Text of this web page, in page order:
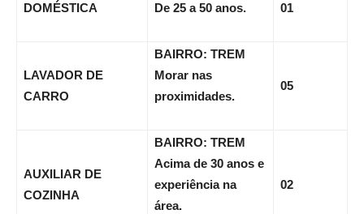
DOMÉSTICA
De 25 a 50 anos.
01
LAVADOR DE
CARRO
BAIRRO: TREM
Morar nas
proximidades.
05
AUXILIAR DE
COZINHA
BAIRRO: TREM
Acima de 30 anos e
experiência na
área.
02